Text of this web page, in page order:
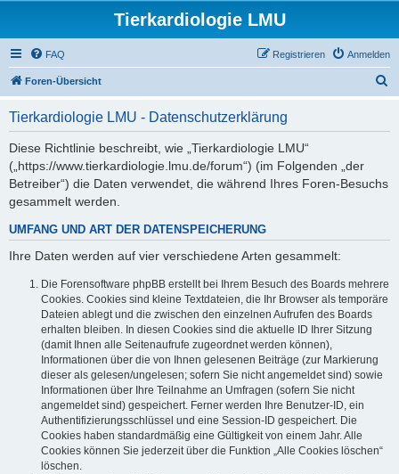
Tierkardiologie LMU
FAQ Anmelden
Registrieren
Foren-Übersicht
Tierkardiologie LMU - Datenschutzerklärung
Diese Richtlinie beschreibt, wie „Tierkardiologie LMU“
(„https://www.tierkardiologie.lmu.de/forum“) (im Folgenden „der
Betreiber“) die Daten verwendet, die während Ihres Foren-Besuchs
gesammelt werden.
UMFANG UND ART DER DATENSPEICHERUNG
Ihre Daten werden auf vier verschiedene Arten gesammelt:
Die Forensoftware phpBB erstellt bei Ihrem Besuch des Boards mehrere
Cookies. Cookies sind kleine Textdateien, die Ihr Browser als temporäre
Dateien ablegt und die zwischen den einzelnen Aufrufen des Boards
erhalten bleiben. In diesen Cookies sind die aktuelle ID Ihrer Sitzung
(damit Ihnen alle Seitenaufrufe zugeordnet werden können),
Informationen über die von Ihnen gelesenen Beiträge (zur Markierung
dieser als gelesen/ungelesen; sofern Sie nicht angemeldet sind) sowie
Informationen über Ihre Teilnahme an Umfragen (sofern Sie nicht
angemeldet sind) gespeichert. Ferner werden Ihre Benutzer-ID, ein
Authentifizierungsschlüssel und eine Session-ID gespeichert. Die
Cookies haben standardmäßig eine Gültigkeit von einem Jahr. Alle
Cookies können Sie jederzeit über die Funktion „Alle Cookies löschen“
löschen.